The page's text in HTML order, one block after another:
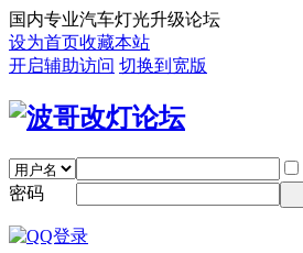
国内专业汽车灯光升级论坛
设为首页收藏本站
开启辅助访问 切换到宽版
密码